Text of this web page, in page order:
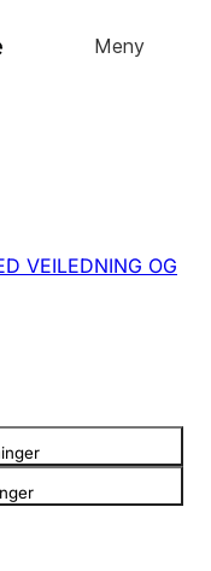
Meny
VEILEDNING OG